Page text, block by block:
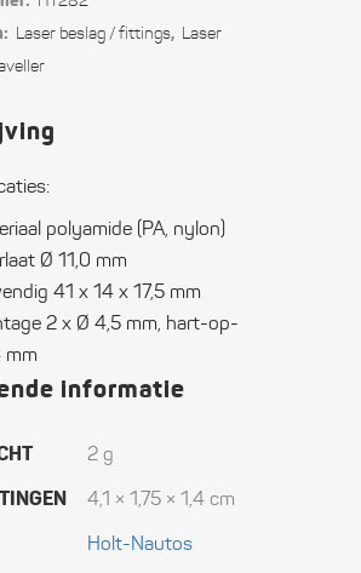
Laser beslag / fittings, Laser
polyamide (PA, nylon)
Ø 11,0 mm
41 x 14 x 17,5 mm
2 x Ø 4,5 mm, hart-op-
mm
informatie
2 g
4,1 × 1,75 × 1,4 cm
Holt-Nautos